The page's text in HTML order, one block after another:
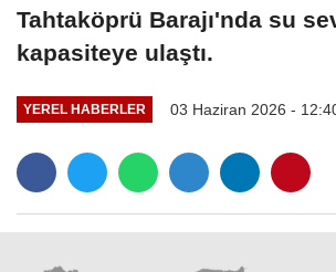
Tahtaköprü Barajı'nda su
kapasiteye ulaştı.
YEREL HABERLER 03 Haziran 2026 -